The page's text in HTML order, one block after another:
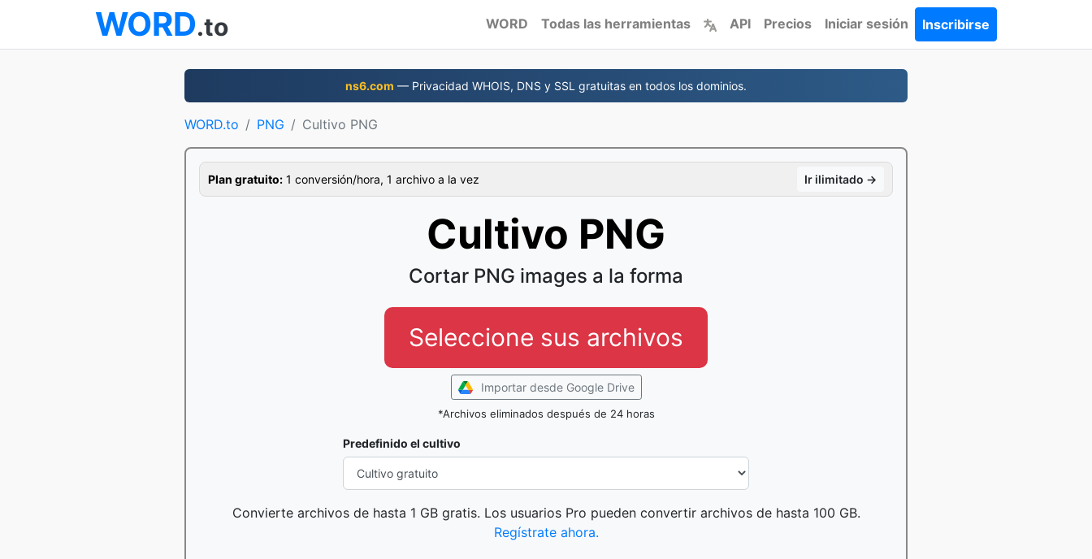
WORD.to WORD Todas las herramientas API Precios Iniciar sesión Inscribirse
ns6.com — Privacidad WHOIS, DNS y SSL gratuitas en todos los dominios.
WORD.to PNG Cultivo PNG
Plan gratuito: 1 conversión/hora, 1 archivo a la vez Ir ilimitado →
Cultivo PNG
Cortar PNG images a la forma
Seleccione sus archivos
Importar desde Google Drive
*Archivos eliminados después de 24 horas
Predefinido el cultivo
Convierte archivos de hasta 1 GB gratis. Los usuarios Pro pueden convertir archivos de hasta 100 GB.
Regístrate ahora.